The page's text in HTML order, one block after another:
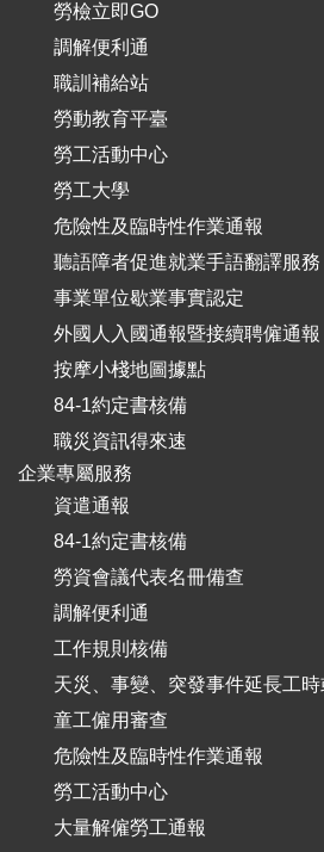
勞檢立即GO
調解便利通
職訓補給站
勞動教育平臺
勞工活動中心
勞工大學
危險性及臨時性作業通報
聽語障者促進就業手語翻譯服務
事業單位歇業事實認定
外國人入國通報暨接續聘僱通報
按摩小棧地圖據點
84-1約定書核備
職災資訊得來速
企業專屬服務
資遣通報
84-1約定書核備
勞資會議代表名冊備查
調解便利通
工作規則核備
天災、事變、突發事件延長工
童工僱用審查
危險性及臨時性作業通報
勞工活動中心
大量解僱勞工通報